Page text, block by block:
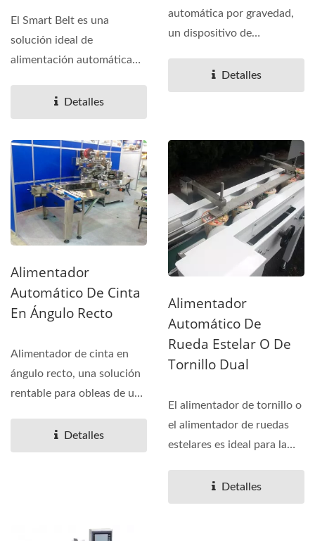
El Smart Belt es una
solución ideal de
alimentación automática
provienen...Detalles
automática por gravedad,
un dispositivo de
Detalles
Alimentador
Automático De Cinta
En Ángulo Recto
Alimentador de cinta en
ángulo recto, una solución
rentable para obleas de una
Detalles
Alimentador
Automático De
Rueda Estelar O De
Tornillo Dual
El alimentador de tornillo o
el alimentador de ruedas
estelares es ideal para la
Detalles